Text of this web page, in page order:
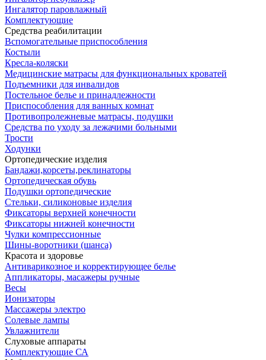
Ингалятор паровлажный
Комплектующие
Средства реабилитации
Вспомогательные приспособления
Костыли
Кресла-коляски
Медицинские матрасы для функциональных кроватей
Подъемники для инвалидов
Постельное белье и принадлежности
Приспособления для ванных комнат
Противопролежневые матрасы, подушки
Средства по уходу за лежачими больными
Трости
Ходунки
Ортопедические изделия
Бандажи,корсеты,реклинаторы
Ортопедическая обувь
Подушки ортопедические
Стельки, силиконовые изделия
Фиксаторы верхней конечности
Фиксаторы нижней конечности
Чулки компрессионные
Шины-воротники (шанса)
Красота и здоровье
Антиварикозное и корректирующее белье
Аппликаторы, масажеры ручные
Весы
Ионизаторы
Массажеры электро
Солевые лампы
Увлажнители
Слуховые аппараты
Комплектующие СА